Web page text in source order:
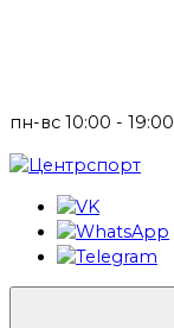
пн-вс 10:00 - 19:00